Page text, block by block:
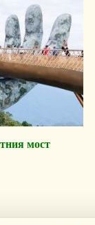
мост